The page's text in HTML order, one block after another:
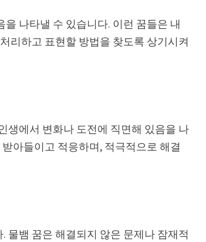
나타낼 수 있습니다. 이런 꿈들은 내
리하고 표현할 방법을 찾도록 상기시켜
생에서 변화나 도전에 직면해 있음을 나
아들이고 적응하며, 적극적으로 해결
물뱀 꿈은 해결되지 않은 문제나 잠재적